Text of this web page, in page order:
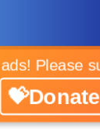
Please
💝Donate